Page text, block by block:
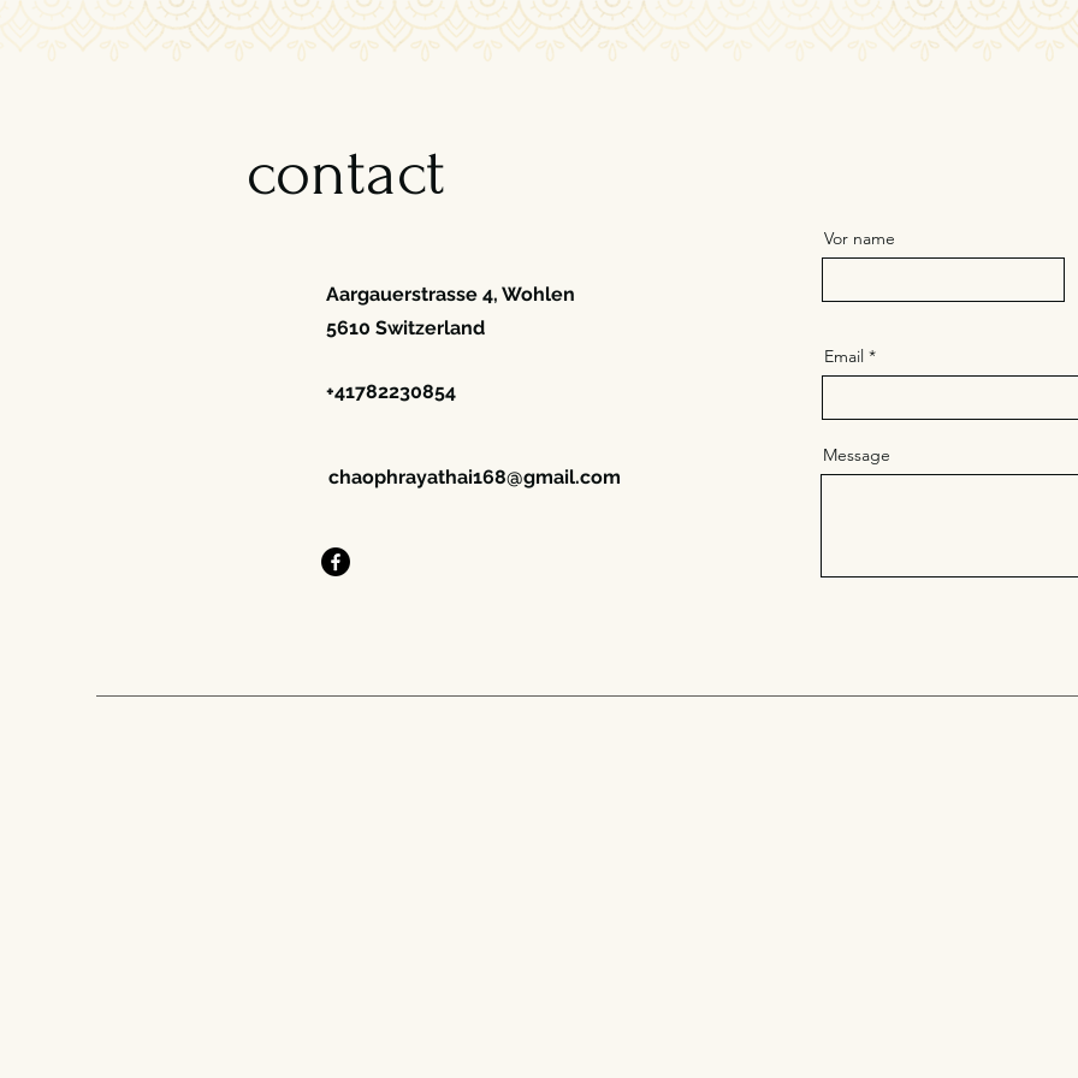
contact
Aargauerstrasse 4, Wohlen
5610 Switzerland
+41782230854
chaophrayathai168@gmail.com
Vor name
Email
Message